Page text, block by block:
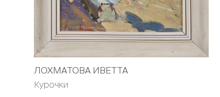
ЛОХМАТОВА ИВЕТТА
Курочки